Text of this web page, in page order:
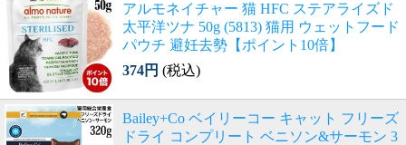
アルモネイチャー 猫 HFC ステアライズド
太平洋ツナ 50g (5813) 猫用 ウェットフード
パウチ 避妊去勢【ポイント10倍】
374円 (税込)
Bailey+Co ベイリーコー キャット フリーズ
ドライ コンプリート ベニソン&サーモン 3